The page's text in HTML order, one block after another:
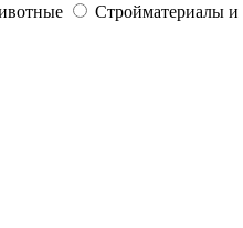
Стройматериалы